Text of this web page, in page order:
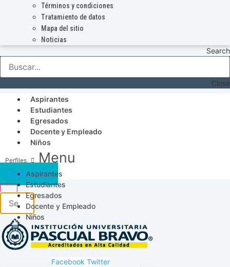
Términos y condiciones
Tratamiento de datos
Mapa del sitio
Noticias
Search
Close
Aspirantes
Estudiantes
Egresados
Docente y Empleado
Niños
Menu
Aspirantes
Estudiantes
Egresados
Docente y Empleado
Niños
Acceso SICAU
Facebook Twitter